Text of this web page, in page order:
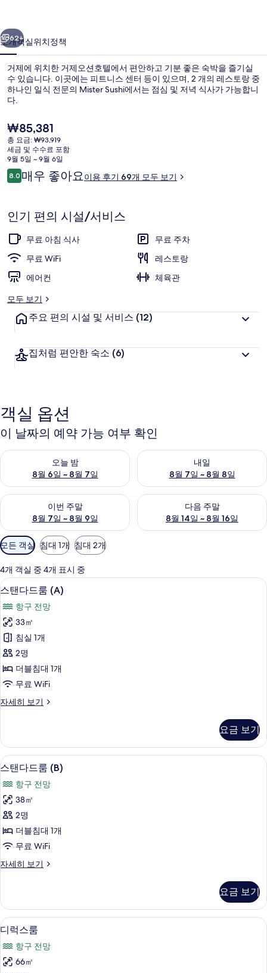
사
진
갤
러
다음
62+
소개객실위치정책
거제에 위치한 거제오션호텔에서 편안하고 기분 좋은 숙박을 즐기실
수 있습니다. 이곳에는 피트니스 센터 등이 있으며, 2 개의 레스토랑 중
하나인 일식 전문의 Mister Sushi에서는 점심 및 저녁 식사가 가능합니
다.
현
재
가
격
은
₩85,381
₩85,381
총 요금: ₩93,919
세금 및 수수료 포함
9월 5일 ~ 9월 6일
이
용
기
8.010점 만점 중 8.0점.
매우 좋아요이용 후기 69개 모두 보기
인기 편의 시설/서비스
무료 아침 식사
무료 주차
무료 WiFi
레스토랑
에어컨
체육관
모두 보기
주요 편의 시설 및 서비스 (12)
집처럼 편안한 숙소 (6)
객실 옵션
이 날짜의 예약 가능 여부 확인
오늘 밤
8월 6일 ~ 8월 7일
오늘 밤 예약 가능 여부 확인, 8월 6일 ~ 8월 7일
내일
8월 7일 ~ 8월 8일
내일 예약 가능 여부 확인, 8월
이번 주말
8월 7일 ~ 8월 9일
이번 주말 예약 가능 여부 확인, 8월 7일 ~ 8월 9일
다음 주말
8월 14일 ~ 8월 16일
다음 주말 예약 가능 여부 확인,
객
실
에
사
용
가
능
한
필
터
모든 객실 침대 1개 침대 2개
4개 객실 중 4개 표시 중
스
다
드
룸
(A)
사
진
모
보
기
스탠다드룸 (A) | 책상, 방음 설비, 무료
7
스탠다드룸 (A)
항구 전망
33㎡
침실 1개
2명
더블침대 1개
무료 WiFi
자세히 보기
스
룸
(A)
자
히
보
기
요금 보기
스
다
드
룸
(B)
사
진
두
보
기
스탠다드룸 (B) | 책상, 방음 설비, 무료
10
스탠다드룸 (B)
항구 전망
38㎡
2명
더블침대 1개
무료 WiFi
자세히 보기
스
룸
(B)
자
세
히
보
기
요금 보기
디
럭
스
디럭스룸 | 책상, 방음 설비, 무료 WiFi,
15
디럭스룸
항구 전망
66㎡